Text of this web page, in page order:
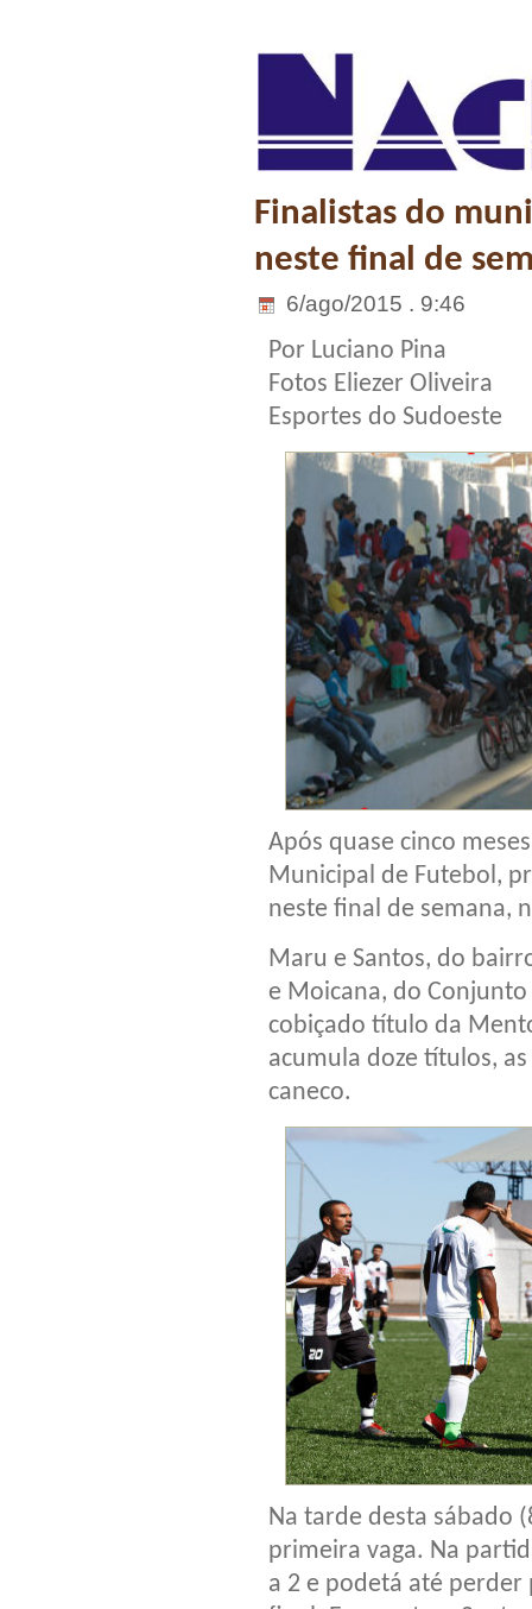
Finalistas do
neste final de
6/ago/2015 . 9:46
Por Luciano Pina
Fotos Eliezer Oliveira
Esportes do Sudoeste
Após quase cinco
Municipal de Futebol,
neste final de semana,
Maru e Santos, do
e Moicana, do
cobiçado título da
acumula doze títulos,
caneco.
Na tarde desta sábado
primeira vaga. Na
a 2 e podetá até